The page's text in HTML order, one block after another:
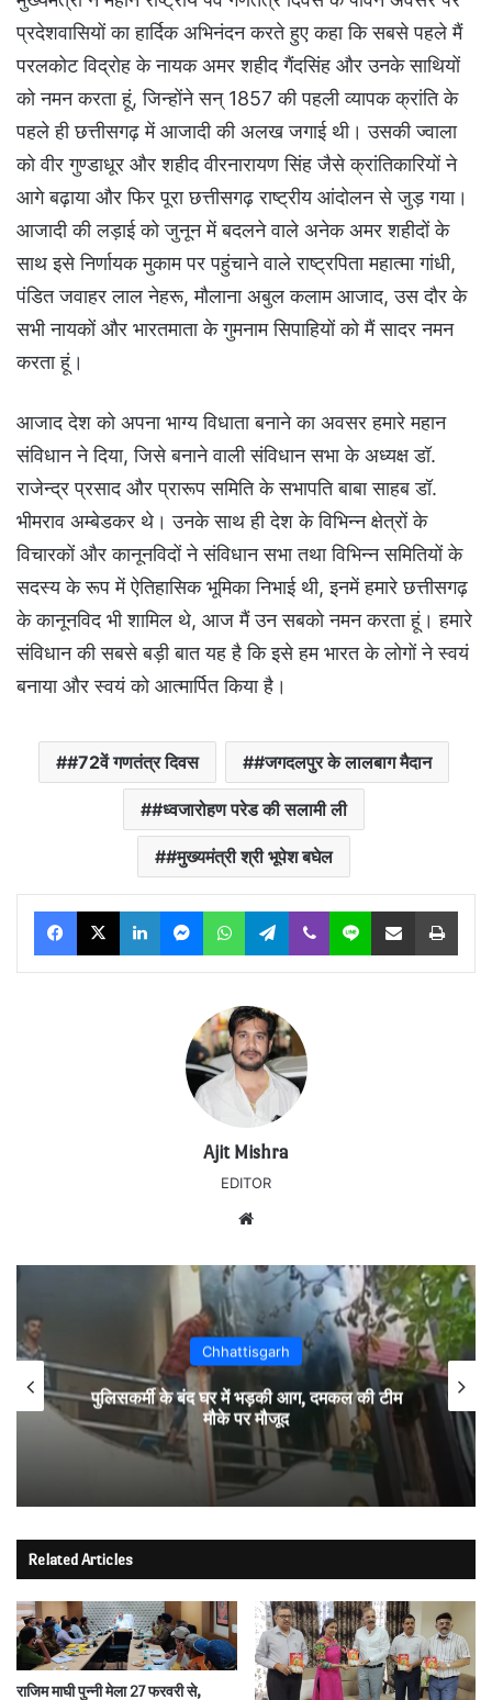
प्रदेशवासियों का हार्दिक अभिनंदन करते हुए कहा कि सबसे पहले मैं
परलकोट विद्रोह के नायक अमर शहीद गैंदसिंह और उनके साथियों
को नमन करता हूं, जिन्होंने सन् 1857 की पहली व्यापक क्रांति के
पहले ही छत्तीसगढ़ में आजादी की अलख जगाई थी। उसकी ज्वाला
को वीर गुण्डाधूर और शहीद वीरनारायण सिंह जैसे क्रांतिकारियों ने
आगे बढ़ाया और फिर पूरा छत्तीसगढ़ राष्ट्रीय आंदोलन से जुड़ गया।
आजादी की लड़ाई को जुनून में बदलने वाले अनेक अमर शहीदों के
साथ इसे निर्णायक मुकाम पर पहुंचाने वाले राष्ट्रपिता महात्मा गांधी,
पंडित जवाहर लाल नेहरू, मौलाना अबुल कलाम आजाद, उस दौर के
सभी नायकों और भारतमाता के गुमनाम सिपाहियों को मैं सादर नमन
करता हूं।
आजाद देश को अपना भाग्य विधाता बनाने का अवसर हमारे महान
संविधान ने दिया, जिसे बनाने वाली संविधान सभा के अध्यक्ष डॉ.
राजेन्द्र प्रसाद और प्रारूप समिति के सभापति बाबा साहब डॉ.
भीमराव अम्बेडकर थे। उनके साथ ही देश के विभिन्न क्षेत्रों के
विचारकों और कानूनविदों ने संविधान सभा तथा विभिन्न समितियों के
सदस्य के रूप में ऐतिहासिक भूमिका निभाई थी, इनमें हमारे छत्तीसगढ़
के कानूनविद भी शामिल थे, आज मैं उन सबको नमन करता हूं। हमारे
संविधान की सबसे बड़ी बात यह है कि इसे हम भारत के लोगों ने स्वयं
बनाया और स्वयं को आत्मार्पित किया है।
#72वें गणतंत्र दिवस #जगदलपुर के लालबाग मैदान
#ध्वजारोहण परेड की सलामी ली
#मुख्यमंत्री श्री भूपेश बघेल
Facebook
X LinkedInMessengerWhatsAppTelegram
Viber Line Share via Email Print
Ajit Mishra
EDITOR
Chhattisgarh
पुलिसकर्मी के बंद घर में भड़की आग, दमकल की टीम
मौके पर मौजूद
Related Articles
राजिम माघी पुन्नी मेला 27 फरवरी से,